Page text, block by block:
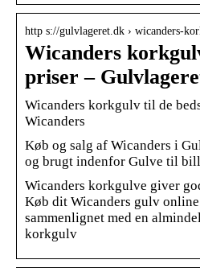
http s://gulvlageret.dk › wicanders-
Wicanders
priser –
Wicanders korkgulv til de
Wicanders
Køb og salg af Wicanders i
og brugt indenfor Gulve til
Wicanders korkgulve giver
Køb dit Wicanders gulv online
sammenlignet med en
korkgulv